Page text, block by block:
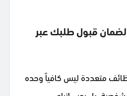
لضمان قبول طلبك عبر
متعددة ليس كافياً وحده